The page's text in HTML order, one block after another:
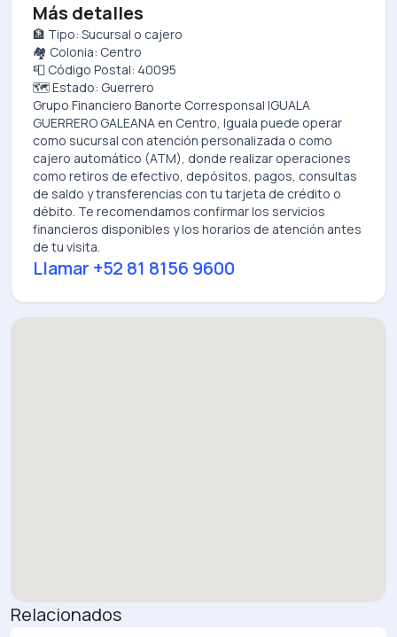
Más detalles
🏦 Tipo: Sucursal o cajero
🏘️ Colonia: Centro
📮 Código Postal: 40095
🗺️ Estado: Guerrero
Grupo Financiero Banorte Corresponsal IGUALA
GUERRERO GALEANA en Centro, Iguala puede operar
como sucursal con atención personalizada o como
cajero automático (ATM), donde realizar operaciones
como retiros de efectivo, depósitos, pagos, consultas
de saldo y transferencias con tu tarjeta de crédito o
débito. Te recomendamos confirmar los servicios
financieros disponibles y los horarios de atención antes
de tu visita.
Llamar +52 81 8156 9600
Relacionados